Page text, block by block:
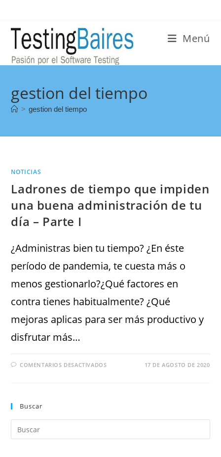
Menú
gestion del tiempo
> gestion del tiempo
NOTICIAS
Ladrones de tiempo que impiden
una buena administración de tu
día – Parte I
¿Administras bien tu tiempo? ¿En éste
período de pandemia, te cuesta más o
menos gestionarlo?¿Qué factores en
contra tienes habitualmente? ¿Qué
mejoras aplicas para ser más productivo y
disfrutar más…
COMENTARIOS DESACTIVADOS 17 DE AGOSTO DE 2020
Buscar